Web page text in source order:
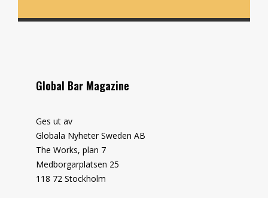
Global Bar Magazine
Ges ut av
Globala Nyheter Sweden AB
The Works, plan 7
Medborgarplatsen 25
118 72 Stockholm